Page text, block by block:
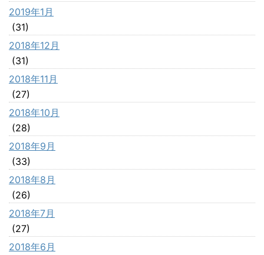
2019年1月
(31)
2018年12月
(31)
2018年11月
(27)
2018年10月
(28)
2018年9月
(33)
2018年8月
(26)
2018年7月
(27)
2018年6月